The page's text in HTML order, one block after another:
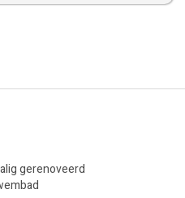
gerenoveerd